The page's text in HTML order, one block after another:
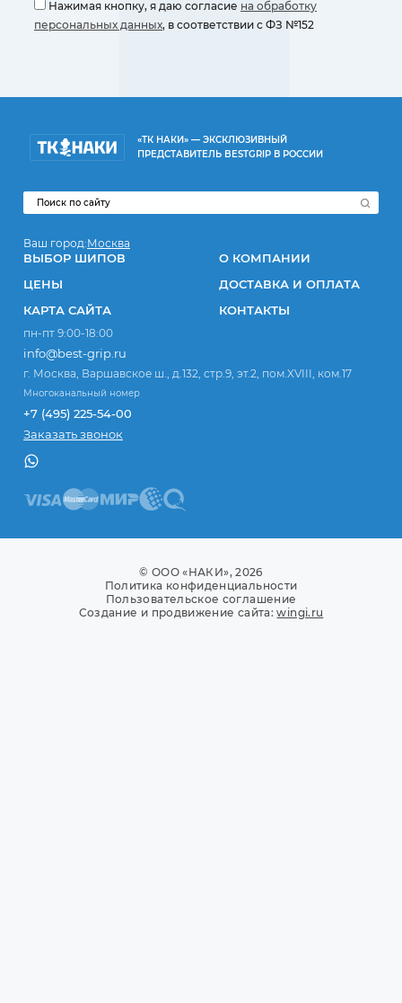
Нажимая кнопку, я даю согласие на обработку
персональных данных, в соответствии с ФЗ №152
«ТК НАКИ» — ЭКСКЛЮЗИВНЫЙ
ПРЕДСТАВИТЕЛЬ BESTGRIP В РОССИИ
Ваш город:Москва
ВЫБОР ШИПОВ
ЦЕНЫ
КАРТА САЙТА
О КОМПАНИИ
ДОСТАВКА И ОПЛАТА
КОНТАКТЫ
пн-пт 9:00-18:00
info@best-grip.ru
г. Москва, Варшавское ш., д.132, стр.9, эт.2, пом.XVIII, ком.17
Многоканальный номер
+7 (495) 225-54-00
Заказать звонок
© ООО «НАКИ», 2026
Политика конфиденциальности
Пользовательское соглашение
Создание и продвижение сайта:wingi.ru